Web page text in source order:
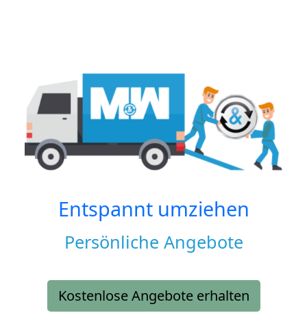
Entspannt umziehen
Persönliche Angebote
Kostenlose Angebote erhalten